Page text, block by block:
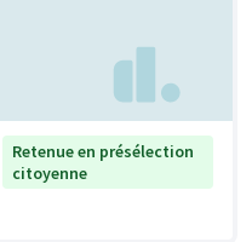
Retenue en présélection
citoyenne